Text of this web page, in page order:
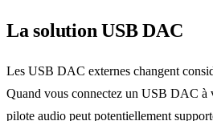
La solution USB DAC
Les USB DAC externes changent
Quand vous connectez un USB DAC à
pilote audio peut potentiellement